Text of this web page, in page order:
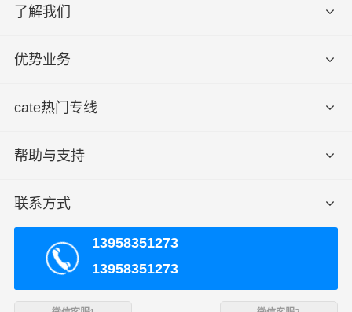
米、7.2米、7.6米、7.8米、8.2米、8.5米、9.6米、12.5
各种类型货物运输要求交通优势和产业优势，在宁波建立
零担等货物运输业务机构！可以根据客户需要做到门对门
基础建设，积极研发和引进具有高科技含量的信息技术与
了解我们
优势业务
cate热门专线
帮助与支持
联系方式
13958351273
13958351273